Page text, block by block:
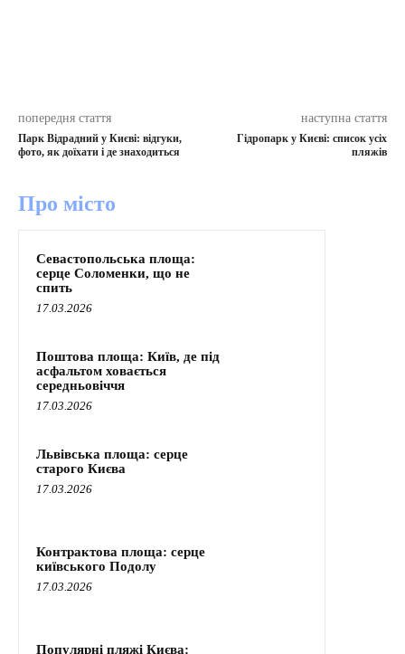
попередня стаття
Парк Відрадний у Києві: відгуки,
фото, як доїхати і де знаходиться
наступна стаття
Гідропарк у Києві: список усіх
пляжів
Про місто
Севастопольська площа:
серце Соломенки, що не
спить
17.03.2026
Поштова площа: Київ, де під
асфальтом ховається
середньовіччя
17.03.2026
Львівська площа: серце
старого Києва
17.03.2026
Контрактова площа: серце
київського Подолу
17.03.2026
Популярні пляжі Києва: